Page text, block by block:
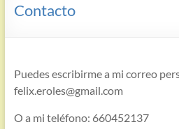
Contacto
Puedes escribirme a mi correo
felix.eroles@gmail.com
O a mi teléfono: 660452137